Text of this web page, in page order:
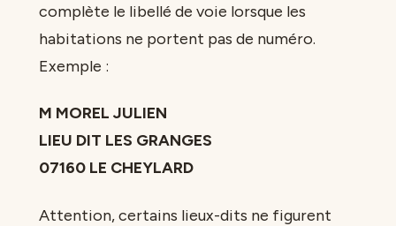
complète le libellé de voie lorsque les
habitations ne portent pas de numéro.
Exemple :
M MOREL JULIEN
LIEU DIT LES GRANGES
07160 LE CHEYLARD
Attention, certains lieux-dits ne figurent